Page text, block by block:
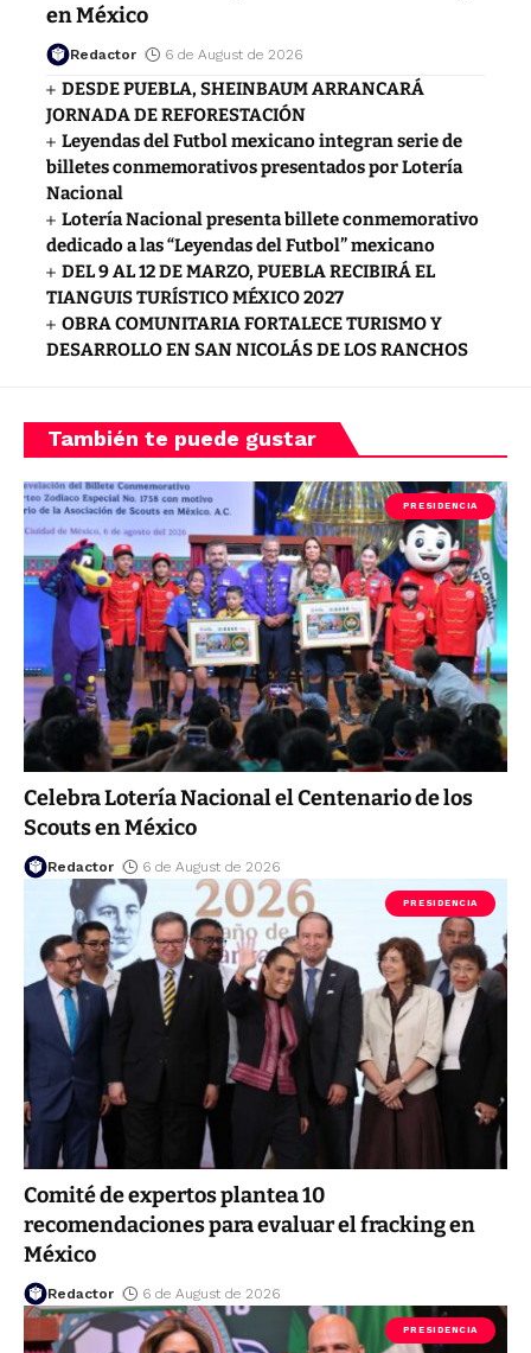
en México
Redactor 6 de August de 2026
DESDE PUEBLA, SHEINBAUM ARRANCARÁ
JORNADA DE REFORESTACIÓN
Leyendas del Futbol mexicano integran serie de
billetes conmemorativos presentados por Lotería
Nacional
Lotería Nacional presenta billete conmemorativo
dedicado a las “Leyendas del Futbol” mexicano
DEL 9 AL 12 DE MARZO, PUEBLA RECIBIRÁ EL
TIANGUIS TURÍSTICO MÉXICO 2027
OBRA COMUNITARIA FORTALECE TURISMO Y
DESARROLLO EN SAN NICOLÁS DE LOS RANCHOS
También te puede gustar
PRESIDENCIA
Celebra Lotería Nacional el Centenario de los
Scouts en México
Redactor 6 de August de 2026
PRESIDENCIA
Comité de expertos plantea 10
recomendaciones para evaluar el fracking en
México
Redactor 6 de August de 2026
PRESIDENCIA